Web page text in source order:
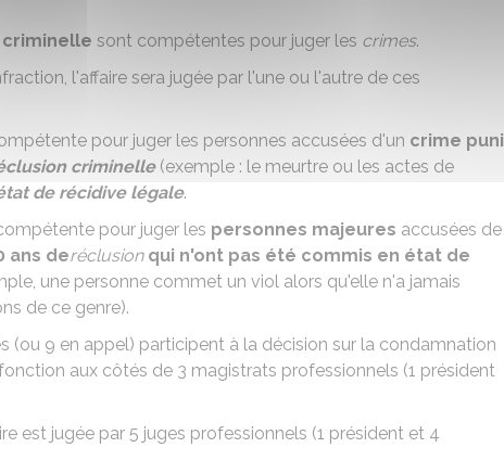
sont compétentes pour juger les crimes.
l'affaire sera jugée par l'une ou l'autre de ces
pour juger les personnes accusées d'un crime puni
criminelle(exemple : le meurtre ou les actes de
de récidive légale.
pour juger les personnes majeures accusées de
ans deréclusion qui n'ont pas été commis en état de
une personne commet un viol alors qu'elle n'a jamais
de ce genre).
(ou 9 en appel) participent à la décision sur la condamnation
aux côtés de 3 magistrats professionnels (1 président
est jugée par 5 juges professionnels (1 président et 4